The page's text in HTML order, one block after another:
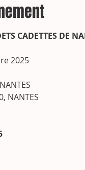
CADETTES DE
2025
NANTES